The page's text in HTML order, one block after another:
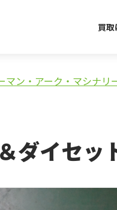
買
ン・アーク・マシナリ
イセッ